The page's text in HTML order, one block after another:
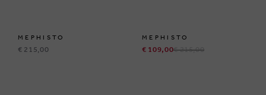
MEPHISTO
€ 215,00
MEPHISTO
€ 109,00€ 215,00